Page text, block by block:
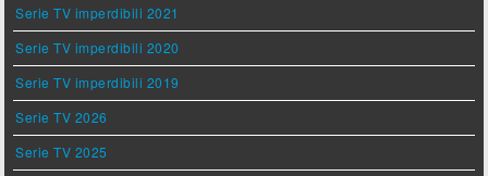
Serie TV imperdibili 2021
Serie TV imperdibili 2020
Serie TV imperdibili 2019
Serie TV 2026
Serie TV 2025